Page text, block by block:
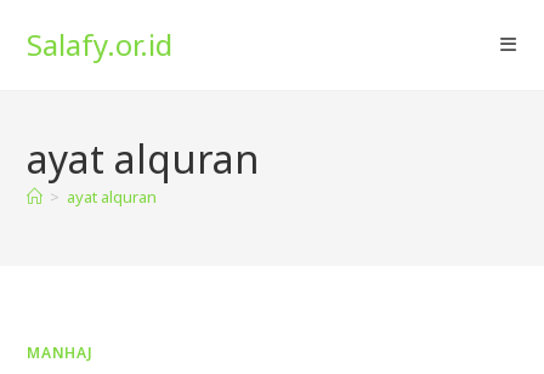
Salafy.or.id
ayat alquran
> ayat alquran
MANHAJ